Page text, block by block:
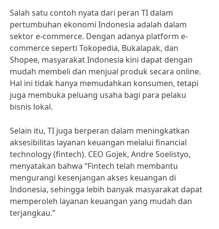
Salah satu contoh nyata dari peran TI dalam
pertumbuhan ekonomi Indonesia adalah dalam
sektor e-commerce. Dengan adanya platform e-
commerce seperti Tokopedia, Bukalapak, dan
Shopee, masyarakat Indonesia kini dapat dengan
mudah membeli dan menjual produk secara online.
Hal ini tidak hanya memudahkan konsumen, tetapi
juga membuka peluang usaha bagi para pelaku
bisnis lokal.
Selain itu, TI juga berperan dalam meningkatkan
aksesibilitas layanan keuangan melalui financial
technology (fintech). CEO Gojek, Andre Soelistyo,
menyatakan bahwa “Fintech telah membantu
mengurangi kesenjangan akses keuangan di
Indonesia, sehingga lebih banyak masyarakat dapat
memperoleh layanan keuangan yang mudah dan
terjangkau.”